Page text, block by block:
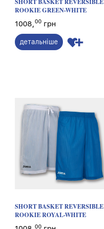
ROOKIE GREEN-WHITE
1008,00 грн
детальніше
SHORT BASKET REVERSIBLE
ROOKIE ROYAL-WHITE
00